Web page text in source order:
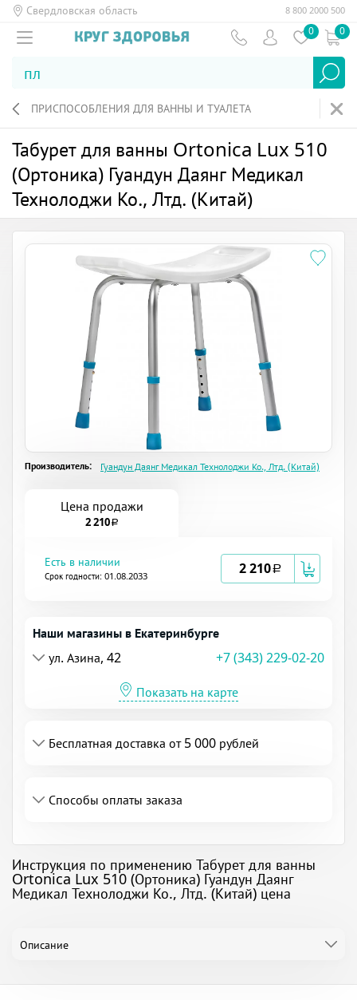
Свердловская область 8 800 2000 500
0 0
ПРИСПОСОБЛЕНИЯ ДЛЯ ВАННЫ И ТУАЛЕТА
Табурет для ванны Ortonica Lux 510
(Ортоника) Гуандун Даянг Медикал
Технолоджи Ко., Лтд. (Китай)
Производитель: Гуандун Даянг Медикал Технолоджи Ко., Лтд. (Китай)
Цена продажи
2 210a
Есть в наличии
Срок годности: 01.08.2033 2 210a
Наши магазины в Екатеринбурге
ул. Азина, 42
+7 (343) 229-02-20
Показать на карте
Бесплатная доставка от 5 000 рублей
Способы оплаты заказа
Инструкция по применению Табурет для ванны
Ortonica Lux 510 (Ортоника) Гуандун Даянг
Медикал Технолоджи Ко., Лтд. (Китай) цена
Описание